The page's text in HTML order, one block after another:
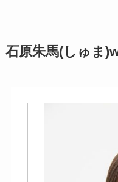
石原朱馬(しゅま